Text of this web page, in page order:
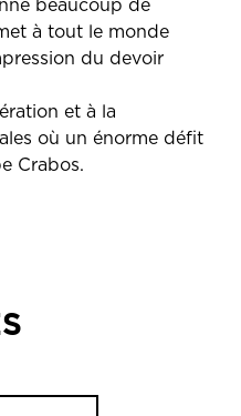
beaucoup de
à tout le monde
du devoir
et à la
où un énorme défit
Crabos.